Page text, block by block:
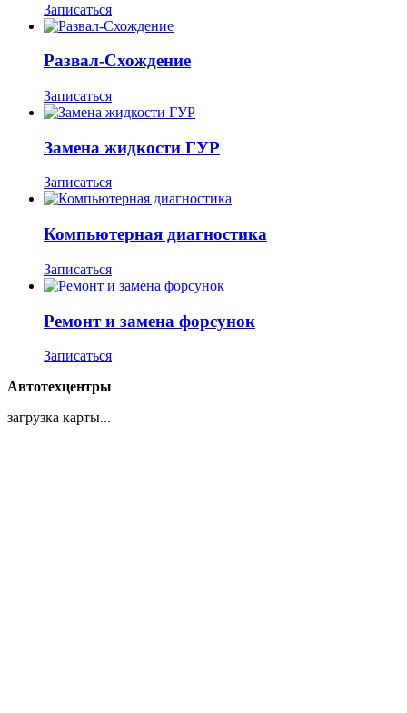
Записаться
Развал-Схождение
Записаться
Замена жидкости ГУР
Записаться
Компьютерная диагностика
Записаться
Ремонт и замена форсунок
Записаться
Автотехцентры
загрузка карты...